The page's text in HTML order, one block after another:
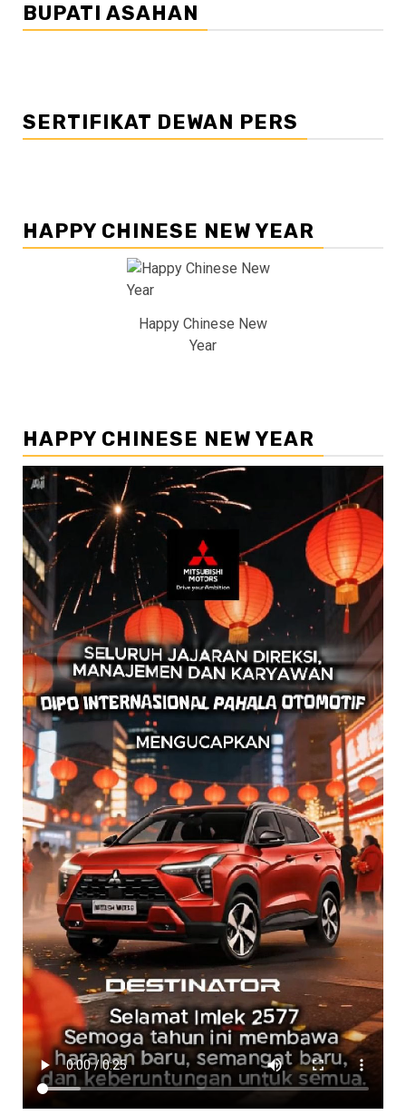
BUPATI ASAHAN
SERTIFIKAT DEWAN PERS
HAPPY CHINESE NEW YEAR
Happy Chinese New
Year
HAPPY CHINESE NEW YEAR